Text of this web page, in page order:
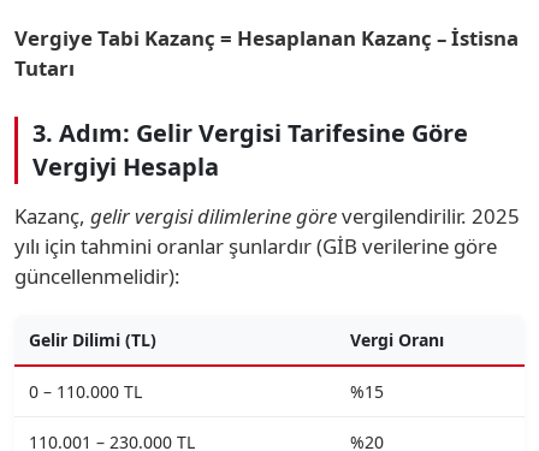
Vergiye Tabi Kazanç = Hesaplanan Kazanç – İstisna
Tutarı
3. Adım: Gelir Vergisi Tarifesine Göre
Vergiyi Hesapla
Kazanç, gelir vergisi dilimlerine görevergilendirilir. 2025
yılı için tahmini oranlar şunlardır (GİB verilerine göre
güncellenmelidir):
Gelir Dilimi (TL) Vergi Oranı
0 – 110.000 TL %15
110.001 – 230.000 TL %20